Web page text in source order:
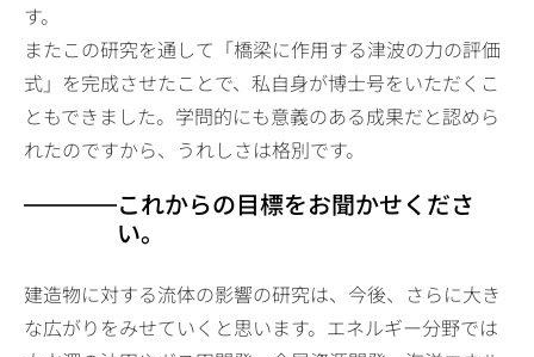
す。
またこの研究を通して「橋梁に作用する津波の力の評価
式」を完成させたことで、私自身が博士号をいただくこ
ともできました。学問的にも意義のある成果だと認めら
れたのですから、うれしさは格別です。
これからの目標をお聞かせくださ
い。
建造物に対する流体の影響の研究は、今後、さらに大き
な広がりをみせていくと思います。エネルギー分野では